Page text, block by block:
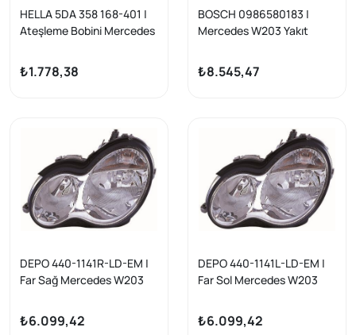
HELLA 5DA 358 168-401 |
Ateşleme Bobini Mercedes
C197 M156 06-15
₺1.778,38
BOSCH 0986580183 |
Mercedes W203 Yakıt
Class W203 00>07 S203
01>07
₺8.545,47
DEPO 440-1141R-LD-EM |
Far Sağ Mercedes W203
₺6.099,42
DEPO 440-1141L-LD-EM |
Far Sol Mercedes W203
₺6.099,42